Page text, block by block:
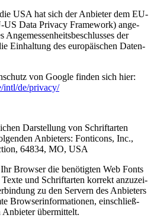
USA hat sich der Anbie­ter dem EU-
US Data Pri­va­cy Frame­work) ange­
Ange­mes­sen­heits­be­schlus­ses der
Ein­hal­tung des euro­päi­schen Daten­
von Goog­le fin­den sich hier:
/intl/de/privacy/
Dar­stel­lung von Schrift­ar­ten
Anbie­ters: Fon­ti­cons, Inc.,
64834, MO, USA
Brow­ser die benö­tig­ten Web Fonts
und Schrift­ar­ten kor­rekt anzu­zei­
zu den Ser­vern des Anbie­ters
Brow­ser­in­for­ma­tio­nen, ein­schließ­
über­mit­telt.